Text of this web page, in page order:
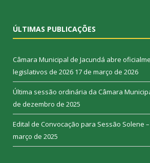
ÚLTIMAS PUBLICAÇÕES
Câmara Municipal de Jacundá abre
legislativos de 2026 17 de março de 2026
Última sessão ordinária da Câmara
de dezembro de 2025
Edital de Convocação para Sessão Solene
março de 2025